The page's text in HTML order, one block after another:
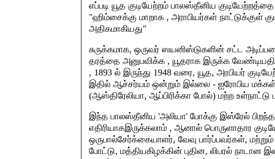
எப்படி யூத குடியேற்றம் பாலஸ்தீனிய
"ஹிம்சைக்கு மாறாக , அராபியர்கள் நாட்டுக்குள்
அதிகமாகியது"
சுருக்கமாக, ஒருவர் ஸயனிஸ்டுகளின் சட்ட
தரத்தை அனுபவிக்க , யூதராக இருக்க
, 1893 ல் இருந்து 1948 வரை, யூத, அரபியர்
இதில் ஆச்சர்யம் ஒன்றும் இல்லை - ஐரோபிய மக்கள்
(ஆஸ்திரேலியா, ஆப்பிரிக்கா போல்) மற்ற
இந்த பாலஸ்தீனிய 'அலியா' போக்கு இஸ்ரேல்
எதிரியாகஇருக்கலாம் , ஆனால் பொருளாதார
ஒருபால்சேர்க்கையாளர், வேவு பார்ப்பவர்கள்,
போட்டு, மத்தியகிழக்கின் புதின, லிபரல் நாடான